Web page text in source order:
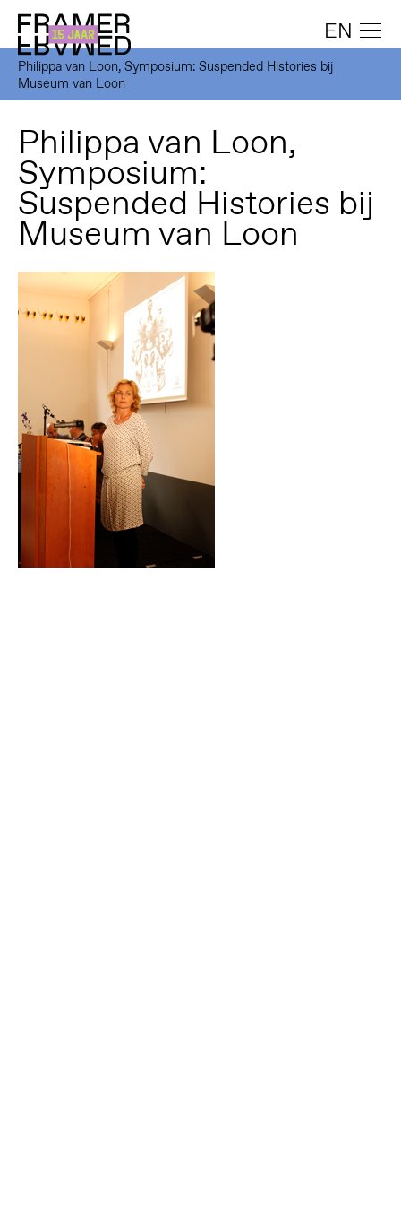
EN
Philippa van Loon, Symposium: Suspended Histories bij
Museum van Loon
Philippa van Loon,
Symposium:
Suspended Histories bij
Museum van Loon